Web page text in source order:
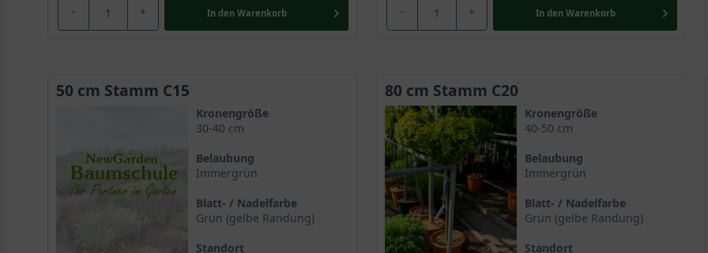
- + In den Warenkorb - + In den Warenkorb
50 cm Stamm C15
Kronengröße
30-40 cm
Belaubung
Immergrün
Blatt- / Nadelfarbe
Grün (gelbe Randung)
Standort
80 cm Stamm C20
Kronengröße
40-50 cm
Belaubung
Immergrün
Blatt- / Nadelfarbe
Grün (gelbe Randung)
Standort